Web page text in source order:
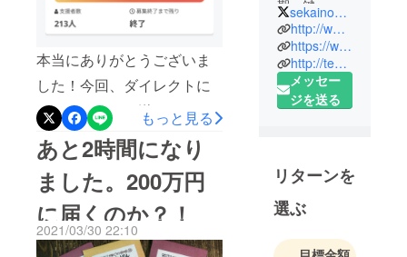
本当にありがとうございま
した！今回、ダイレクトに
メッセージをお送りして支
援をお願いする事はしませ
んでした。なのに、本当に
沢山の方のご支援をいただ
き感謝しかありません。今
年の１月、2月、緊急事態宣
もっと見る
あと2時間になり
ました。200万円
に届くのか？！
2021/03/30 22:10
期、鍵っ子
の経験から
台所で過ご
す時間が多
く、料理好
きになる。
店で働き始
めるが、27
歳の時に強
ていかれた
sekainogochisou
http://www.palermo.jp/
https://www.instagram.com/195worlddish/
http://tedxkobe.com/speaker/speaker0042/
メッセー
ジを送る
リターンを
選ぶ